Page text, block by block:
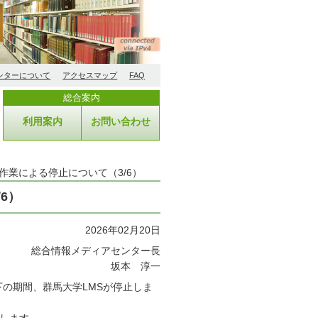
ターについて アクセスマップ FAQ
総合案内
利用案内 お問い合わせ
業による停止について（3/6）
2026年02月20日
総合情報メディアセンター長
坂本 淳一
期間、群馬大学LMSが停止しま